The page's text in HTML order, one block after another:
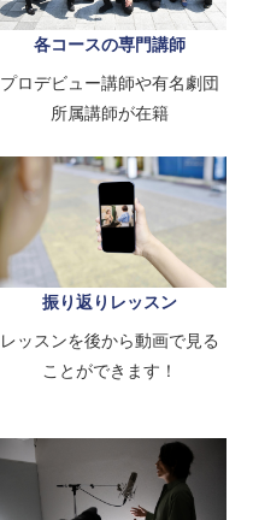
各コースの専門講師
プロデビュー講師や有名劇団
所属講師が在籍
振り返りレッスン
レッスンを後から動画で見る
ことができます！